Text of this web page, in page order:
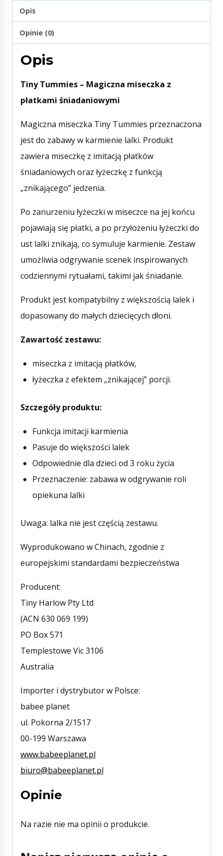
Opis
Opinie (0)
Opis
Tiny Tummies – Magiczna miseczka z
płatkami śniadaniowymi
Magiczna miseczka Tiny Tummies przeznaczona
jest do zabawy w karmienie lalki. Produkt
zawiera miseczkę z imitacją płatków
śniadaniowych oraz łyżeczkę z funkcją
„znikającego” jedzenia.
Po zanurzeniu łyżeczki w miseczce na jej końcu
pojawiają się płatki, a po przyłożeniu łyżeczki do
ust lalki znikają, co symuluje karmienie. Zestaw
umożliwia odgrywanie scenek inspirowanych
codziennymi rytuałami, takimi jak śniadanie.
Produkt jest kompatybilny z większością lalek i
dopasowany do małych dziecięcych dłoni.
Zawartość zestawu:
miseczka z imitacją płatków,
łyżeczka z efektem „znikającej” porcji.
Szczegóły produktu:
Funkcja imitacji karmienia
Pasuje do większości lalek
Odpowiednie dla dzieci od 3 roku życia
Przeznaczenie: zabawa w odgrywanie roli
opiekuna lalki
Uwaga: lalka nie jest częścią zestawu.
Wyprodukowano w Chinach, zgodnie z
europejskimi standardami bezpieczeństwa
Producent:
Tiny Harlow Pty Ltd
(ACN 630 069 199)
PO Box 571
Templestowe Vic 3106
Australia
Importer i dystrybutor w Polsce:
babee planet
ul. Pokorna 2/1517
00-199 Warszawa
www.babeeplanet.pl
biuro@babeeplanet.pl
Opinie
Na razie nie ma opinii o produkcie.